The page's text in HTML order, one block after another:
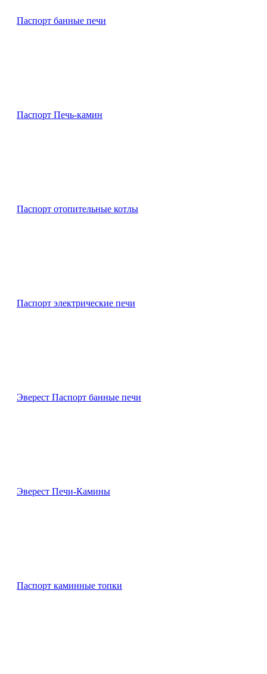
Паспорт банные печи
Паспорт Печь-камин
Паспорт отопительные котлы
Паспорт электрические печи
Эверест Паспорт банные печи
Эверест Печи-Камины
Паспорт каминные топки